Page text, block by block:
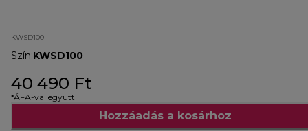
KWSD100
Szín:KWSD100
40 490 Ft
*ÁFA-val együtt
Hozzáadás a kosárhoz